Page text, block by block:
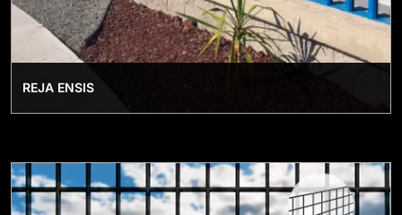
REJA ENSIS